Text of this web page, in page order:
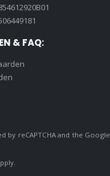
& FAQ:
by reCAPTCHA and the Google